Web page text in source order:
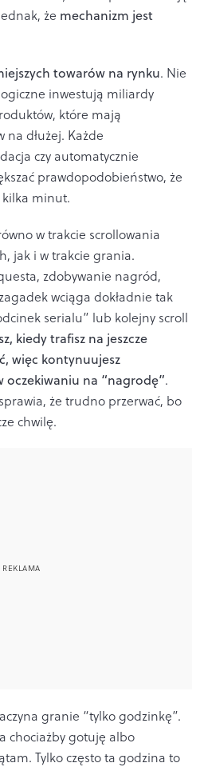
że mechanizm jest
towarów na rynku. Nie
inwestują miliardy
które mają
na dłużej. Każde
czy automatycznie
prawdopodobieństwo, że
kilka minut.
w trakcie scrollowania
jak i w trakcie grania.
zdobywanie nagród,
wciąga dokładnie tak
serialu” lub kolejny scroll
kiedy trafisz na jeszcze
więc kontynuujesz
oczekiwaniu na “nagrodę”.
że trudno przerwać, bo
chwilę.
granie “tylko godzinkę”.
chociażby gotuję albo
Tylko często ta godzina to